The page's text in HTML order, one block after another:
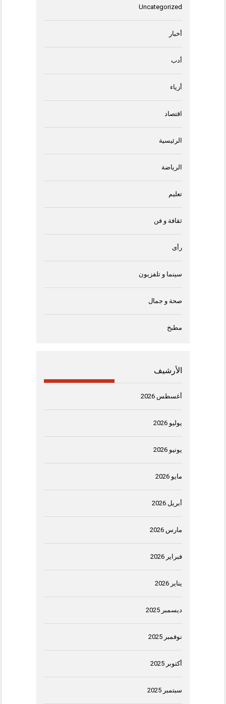
Uncategorized
أخبار
أدب
أزياء
اقتصاد
الرئيسية
الرياضة
تعليم
ثقافة و فن
رأى
سينما و تلفزيون
صحة و جمال
مطبخ
الأرشيف
أغسطس 2026
يوليو 2026
يونيو 2026
مايو 2026
أبريل 2026
مارس 2026
فبراير 2026
يناير 2026
ديسمبر 2025
نوفمبر 2025
أكتوبر 2025
سبتمبر 2025